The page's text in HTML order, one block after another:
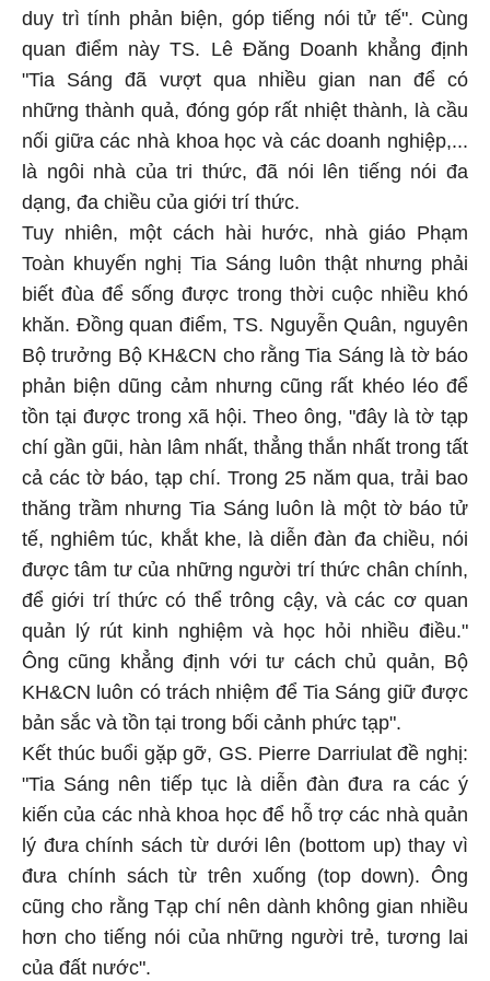
duy trì tính phản biện, góp tiếng nói tử tế". Cùng
quan điểm này TS. Lê Đăng Doanh khẳng định
"Tia Sáng đã vượt qua nhiều gian nan để có
những thành quả, đóng góp rất nhiệt thành, là cầu
nối giữa các nhà khoa học và các doanh nghiệp,...
là ngôi nhà của tri thức, đã nói lên tiếng nói đa
dạng, đa chiều của giới trí thức.
Tuy nhiên, một cách hài hước, nhà giáo Phạm
Toàn khuyến nghị Tia Sáng luôn thật nhưng phải
biết đùa để sống được trong thời cuộc nhiều khó
khăn. Đồng quan điểm, TS. Nguyễn Quân, nguyên
Bộ trưởng Bộ KH&CN cho rằng Tia Sáng là tờ báo
phản biện dũng cảm nhưng cũng rất khéo léo để
tồn tại được trong xã hội. Theo ông, "đây là tờ tạp
chí gần gũi, hàn lâm nhất, thẳng thắn nhất trong tất
cả các tờ báo, tạp chí. Trong 25 năm qua, trải bao
thăng trầm nhưng Tia Sáng luôn là một tờ báo tử
tế, nghiêm túc, khắt khe, là diễn đàn đa chiều, nói
được tâm tư của những người trí thức chân chính,
để giới trí thức có thể trông cậy, và các cơ quan
quản lý rút kinh nghiệm và học hỏi nhiều điều."
Ông cũng khẳng định với tư cách chủ quản, Bộ
KH&CN luôn có trách nhiệm để Tia Sáng giữ được
bản sắc và tồn tại trong bối cảnh phức tạp".
Kết thúc buổi gặp gỡ, GS. Pierre Darriulat đề nghị:
"Tia Sáng nên tiếp tục là diễn đàn đưa ra các ý
kiến của các nhà khoa học để hỗ trợ các nhà quản
lý đưa chính sách từ dưới lên (bottom up) thay vì
đưa chính sách từ trên xuống (top down). Ông
cũng cho rằng Tạp chí nên dành không gian nhiều
hơn cho tiếng nói của những người trẻ, tương lai
của đất nước".